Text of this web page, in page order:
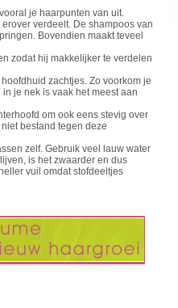
je haarpunten van uit.
verdeelt. De shampoos van
Bovendien maakt teveel
zodat hij makkelijker te verdelen
zachtjes. Zo voorkom je
je nek is vaak het meest aan
om ook eens stevig over
bestand tegen deze
zelf. Gebruik veel lauw water
is het zwaarder en dus
vuil omdat stofdeeltjes